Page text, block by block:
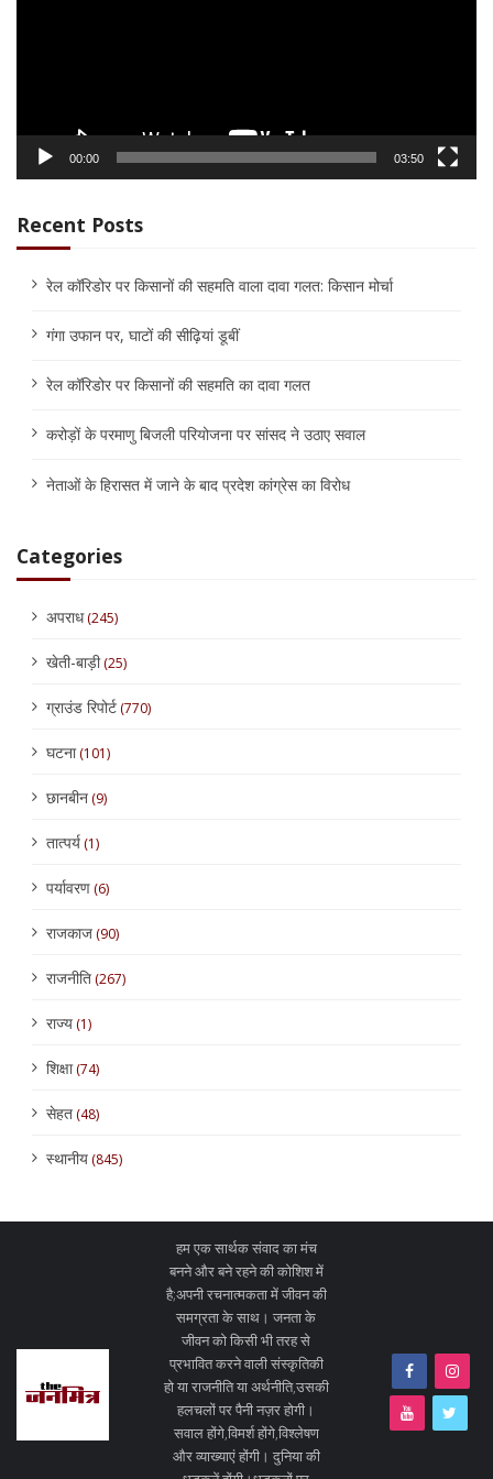
00:00 03:50
Recent Posts
रेल कॉरिडोर पर किसानों की सहमति वाला दावा गलत: किसान मोर्चा
गंगा उफान पर, घाटों की सीढ़ियां डूबीं
रेल कॉरिडोर पर किसानों की सहमति का दावा गलत
करोड़ों के परमाणु बिजली परियोजना पर सांसद ने उठाए सवाल
नेताओं के हिरासत में जाने के बाद प्रदेश कांग्रेस का विरोध
Categories
अपराध(245)
खेती-बाड़ी(25)
ग्राउंड रिपोर्ट(770)
घटना(101)
छानबीन(9)
तात्पर्य(1)
पर्यावरण(6)
राजकाज(90)
राजनीति(267)
राज्य(1)
शिक्षा(74)
सेहत(48)
स्थानीय(845)
हम एक सार्थक संवाद का मंच
बनने और बने रहने की कोशिश में
है;अपनी रचनात्मकता में जीवन की
समग्रता के साथ। जनता के
जीवन को किसी भी तरह से
प्रभावित करने वाली संस्कृतिकी
हो या राजनीति या अर्थनीति,उसकी
हलचलों पर पैनी नज़र होगी।
सवाल होंगे,विमर्श होंगे,विश्लेषण
और व्याख्याएं होंगी। दुनिया की